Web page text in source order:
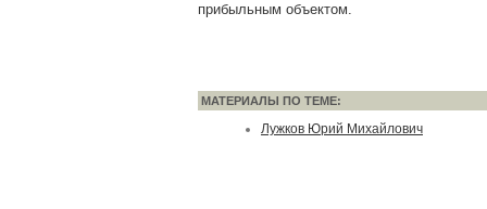
прибыльным объектом.
МАТЕРИАЛЫ ПО ТЕМЕ:
Лужков Юрий Михайлович